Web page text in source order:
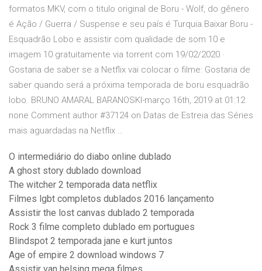
formatos MKV, com o titulo original de Boru - Wolf, do gênero
é Ação / Guerra / Suspense e seu país é Turquia.Baixar Boru -
Esquadrão Lobo e assistir com qualidade de som 10 e
imagem 10 gratuitamente via torrent com 19/02/2020 ·
Gostaria de saber se a Netflix vai colocar o filme: Gostaria de
saber quando será a próxima temporada de boru esquadrão
lobo. BRUNO AMARAL BARANOSKI-março 16th, 2019 at 01:12
none Comment author #37124 on Datas de Estreia das Séries
mais aguardadas na Netflix …
O intermediário do diabo online dublado
A ghost story dublado download
The witcher 2 temporada data netflix
Filmes lgbt completos dublados 2016 lançamento
Assistir the lost canvas dublado 2 temporada
Rock 3 filme completo dublado em portugues
Blindspot 2 temporada jane e kurt juntos
Age of empire 2 download windows 7